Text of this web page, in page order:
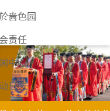
啬色园
责任
中心
日志